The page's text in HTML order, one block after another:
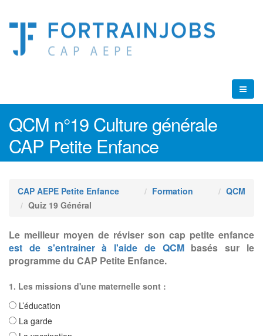
QCM n°19 Culture générale
CAP Petite Enfance
CAP AEPE Petite Enfance Formation
QCM
Quiz 19 Général
Le meilleur moyen de réviser son cap petite enfance
est de s'entrainer à l'aide de QCMbasés sur le
programme du CAP Petite Enfance.
1. Les missions d'une maternelle sont :
L’éducation
La garde